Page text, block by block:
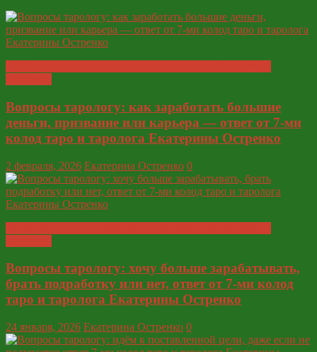
Вопросы тарологу: как заработать большие
деньги, призвание или карьера — ответ от 7-ми
колод таро и таролога Екатерины Остренко
2 февраля, 2026 Екатерина Остренко 0
Вопросы тарологу: хочу больше зарабатывать,
брать подработку или нет, ответ от 7-ми колод
таро и таролога Екатерины Остренко
24 января, 2026 Екатерина Остренко 0